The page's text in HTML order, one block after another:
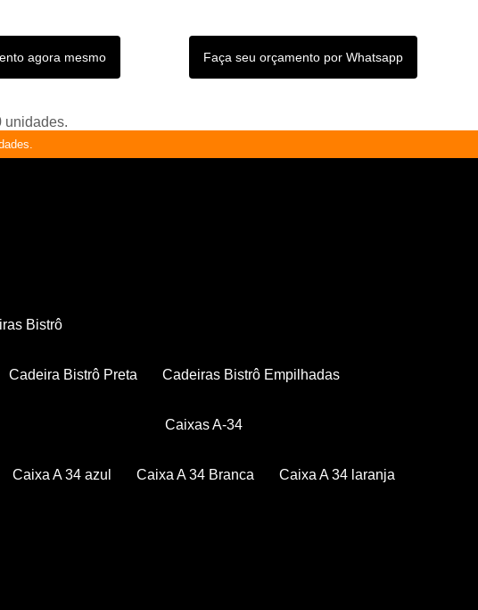
agora mesmo Faça seu orçamento por Whatsapp
unidades.
Bistrô
Cadeira Bistrô Preta Cadeiras Bistrô Empilhadas
Caixas A-34
Caixa A 34 azul Caixa A 34 Branca Caixa A 34 laranja